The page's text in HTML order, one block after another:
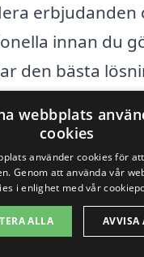
erbjudanden
innan du
den bästa
gratis
webbplats
cookies
använder cookies för
Genom att använda vår
i enlighet med vår
ALLA AVVISA